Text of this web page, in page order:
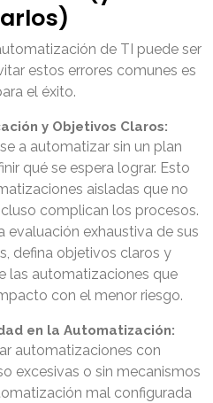
de TI puede ser
estos errores comunes es
el éxito.
y Objetivos Claros:
a automatizar sin un plan
qué se espera lograr. Esto
aisladas que no
complican los procesos.
evaluación exhaustiva de sus
defina objetivos claros y
las automatizaciones que
con el menor riesgo.
en la Automatización:
automatizaciones con
excesivas o sin mecanismos
mal configurada